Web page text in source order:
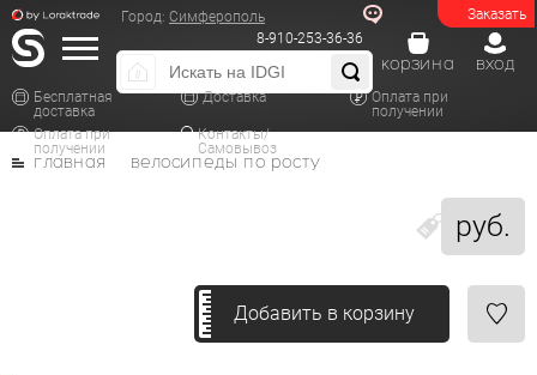
Заказать
Город: Симферополь
8-910-253-36-36
Бесплатная
доставка
Доставка
Оплата при
получении
Оплата при
получении
Контакты/
Самовывоз
вход
корзина
руб.
главная велосипеды по росту
Добавить в корзину